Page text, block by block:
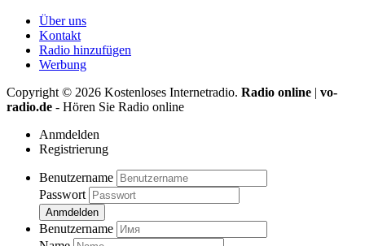
Über uns
Kontakt
Radio hinzufügen
Werbung
Copyright © 2026 Kostenloses Internetradio. Radio online | vo-
radio.de - Hören Sie Radio online
Anmdelden
Registrierung
Benutzername
Passwort
Anmdelden
Benutzername